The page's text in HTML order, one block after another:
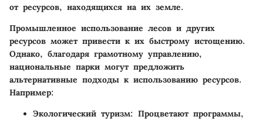
от ресурсов, находящихся на их земле.
Промышленное использование лесов и других
ресурсов может привести к их быстрому истощению.
Однако, благодаря грамотному управлению,
национальные парки могут предложить
альтернативные подходы к использованию ресурсов.
Например:
Экологический туризм: Процветают программы,